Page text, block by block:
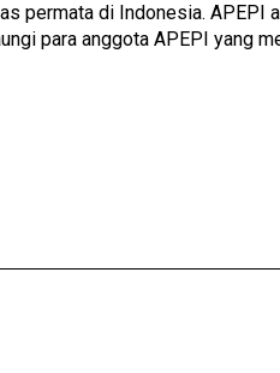
permata di Indonesia. APEPI
para anggota APEPI yang